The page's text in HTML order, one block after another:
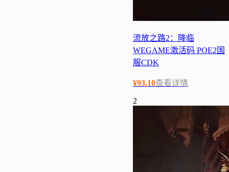
流放之路2：降临
WEGAME激活码 POE2国
服CDK
¥93.10查看详情
2